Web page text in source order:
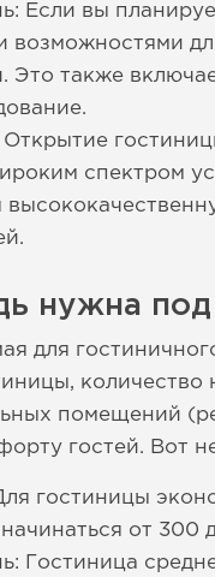
Если вы
Это также
Открытие
спектром
нужна
для
помещений
гостей. Вот
гостиницы
от 300
Гостиница